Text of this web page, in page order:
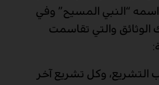
“النبي المسيح” وفي
الوثائق والتي تقاسمت
التشريع، وكل تشريع آخر